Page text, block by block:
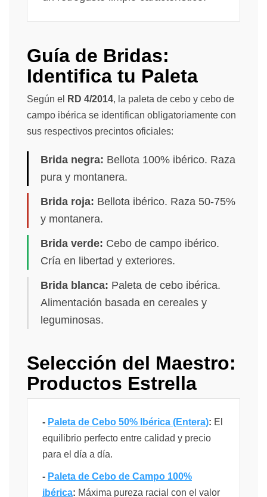
Guía de Bridas:
Identifica tu Paleta
Según el RD 4/2014, la paleta de cebo y cebo de
campo ibérica se identifican obligatoriamente con
sus respectivos precintos oficiales:
Brida negra: Bellota 100% ibérico. Raza
pura y montanera.
Brida roja: Bellota ibérico. Raza 50-75%
y montanera.
Brida verde: Cebo de campo ibérico.
Cría en libertad y exteriores.
Brida blanca: Paleta de cebo ibérica.
Alimentación basada en cereales y
leguminosas.
Selección del Maestro:
Productos Estrella
- Paleta de Cebo 50% Ibérica (Entera): El
equilibrio perfecto entre calidad y precio
para el día a día.
- Paleta de Cebo de Campo 100%
ibérica: Máxima pureza racial con el valor